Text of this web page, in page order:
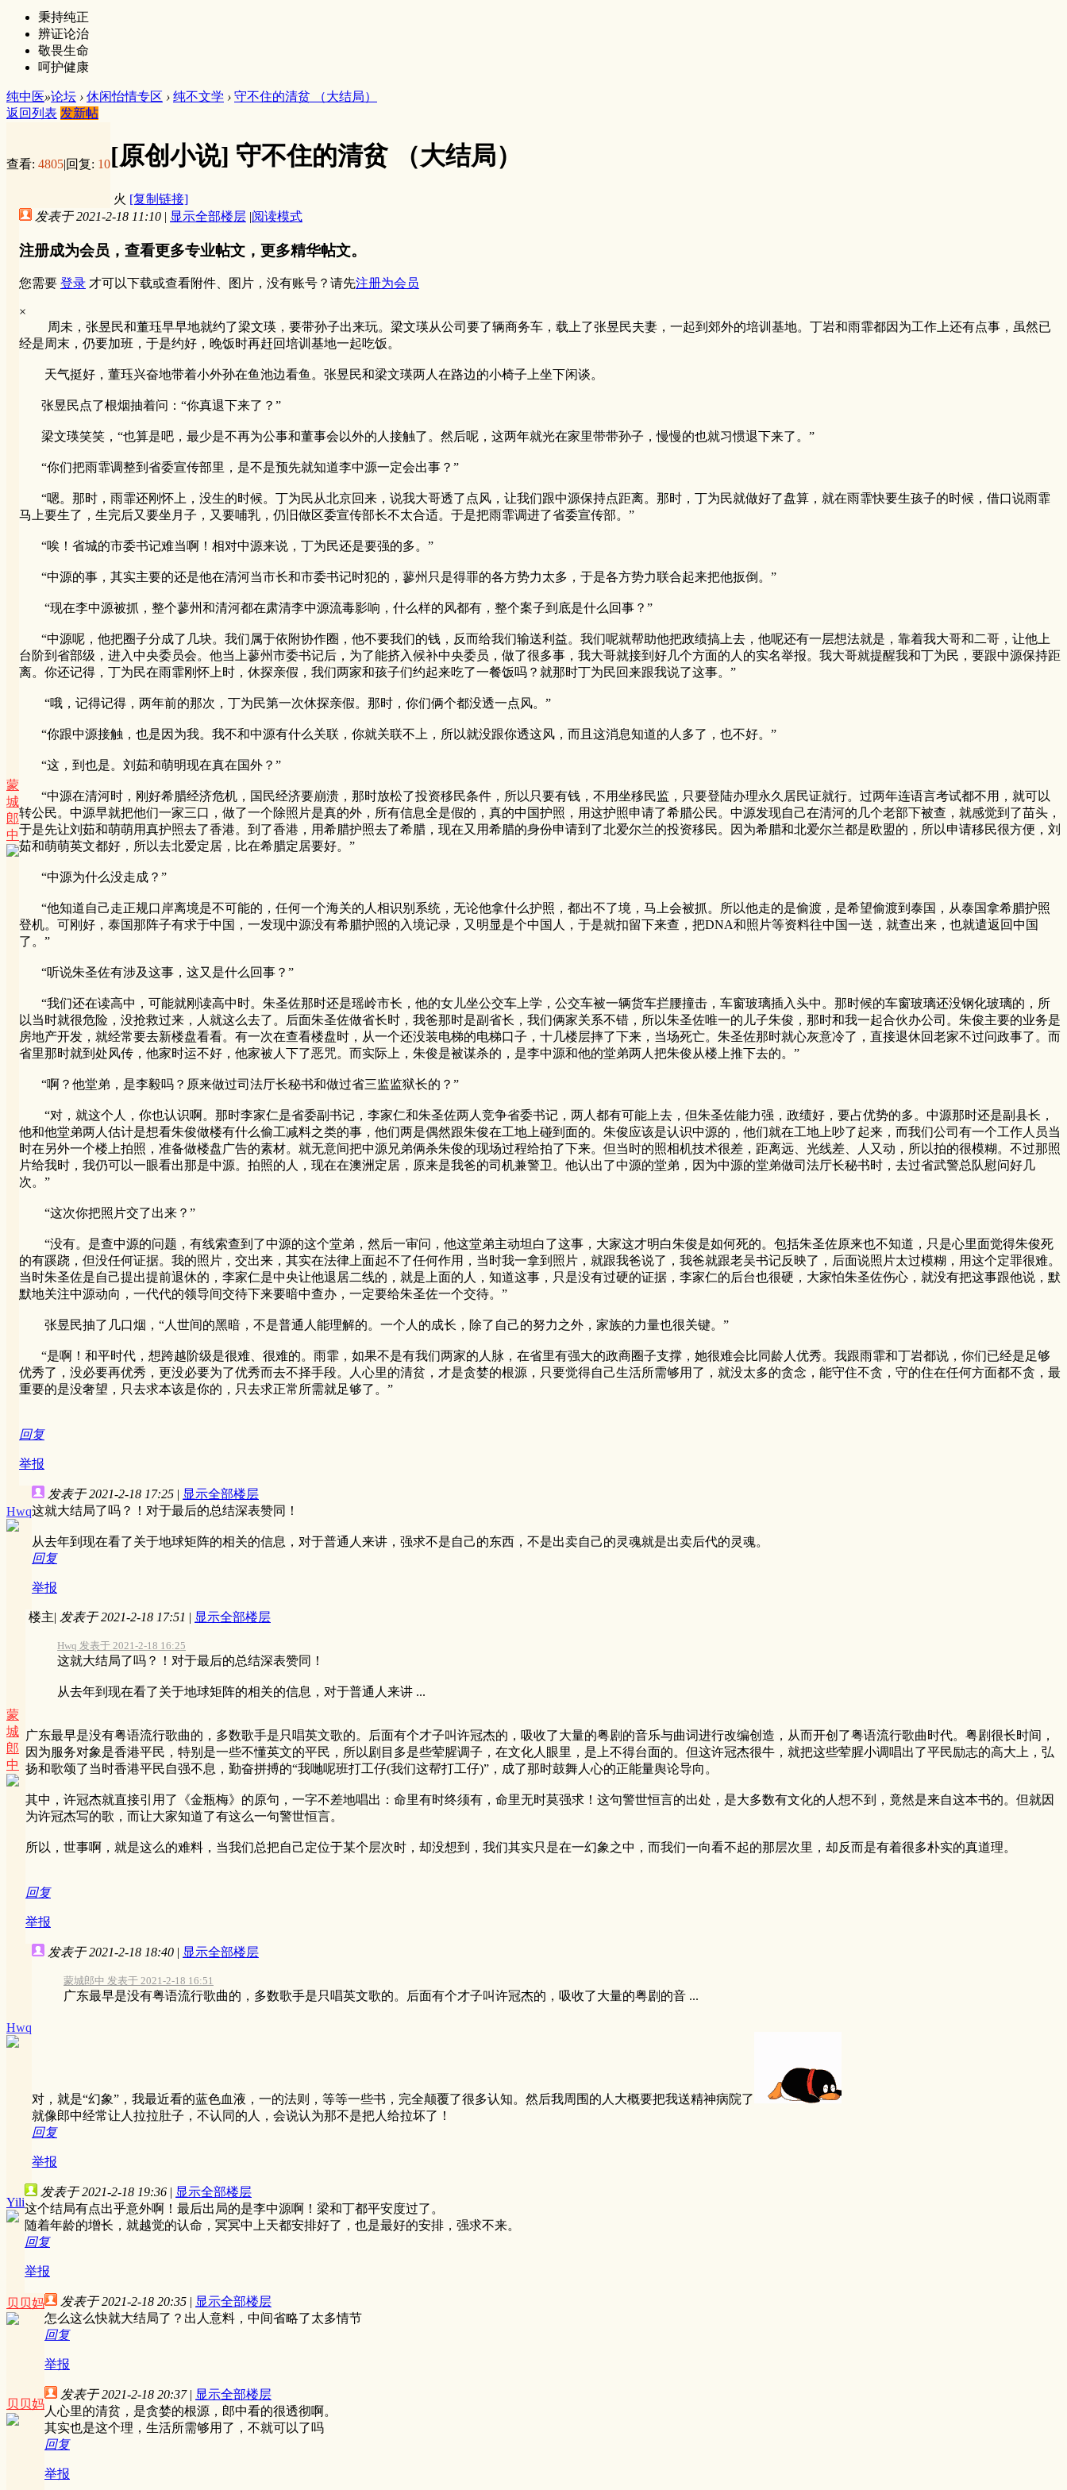
秉持纯正
辨证论治
敬畏生命
呵护健康
纯中医»论坛 › 休闲怡情专区 › 纯不文学 › 守不住的清贫 （大结局）
返回列表 发新帖
查看: 4805|回复: 10[原创小说] 守不住的清贫 （大结局）
火 [复制链接]
蒙
城
郎
中
发表于 2021-2-18 11:10 | 显示全部楼层 |阅读模式
注册成为会员，查看更多专业帖文，更多精华帖文。
您需要 登录 才可以下载或查看附件、图片，没有账号？请先注册为会员
×
周未，张昱民和董珏早早地就约了梁文瑛，要带孙子出来玩。梁文瑛从公司要了辆商务车，载上了张昱民夫妻，一起到郊外的培训基地。丁岩和雨霏都因为工作上还有点事，虽然已
经是周末，仍要加班，于是约好，晚饭时再赶回培训基地一起吃饭。
天气挺好，董珏兴奋地带着小外孙在鱼池边看鱼。张昱民和梁文瑛两人在路边的小椅子上坐下闲谈。
张昱民点了根烟抽着问：“你真退下来了？”
梁文瑛笑笑，“也算是吧，最少是不再为公事和董事会以外的人接触了。然后呢，这两年就光在家里带带孙子，慢慢的也就习惯退下来了。”
“你们把雨霏调整到省委宣传部里，是不是预先就知道李中源一定会出事？”
“嗯。那时，雨霏还刚怀上，没生的时候。丁为民从北京回来，说我大哥透了点风，让我们跟中源保持点距离。那时，丁为民就做好了盘算，就在雨霏快要生孩子的时候，借口说雨霏
马上要生了，生完后又要坐月子，又要哺乳，仍旧做区委宣传部长不太合适。于是把雨霏调进了省委宣传部。”
“唉！省城的市委书记难当啊！相对中源来说，丁为民还是要强的多。”
“中源的事，其实主要的还是他在清河当市长和市委书记时犯的，蓼州只是得罪的各方势力太多，于是各方势力联合起来把他扳倒。”
“现在李中源被抓，整个蓼州和清河都在肃清李中源流毒影响，什么样的风都有，整个案子到底是什么回事？”
“中源呢，他把圈子分成了几块。我们属于依附协作圈，他不要我们的钱，反而给我们输送利益。我们呢就帮助他把政绩搞上去，他呢还有一层想法就是，靠着我大哥和二哥，让他上
台阶到省部级，进入中央委员会。他当上蓼州市委书记后，为了能挤入候补中央委员，做了很多事，我大哥就接到好几个方面的人的实名举报。我大哥就提醒我和丁为民，要跟中源保持距
离。你还记得，丁为民在雨霏刚怀上时，休探亲假，我们两家和孩子们约起来吃了一餐饭吗？就那时丁为民回来跟我说了这事。”
“哦，记得记得，两年前的那次，丁为民第一次休探亲假。那时，你们俩个都没透一点风。”
“你跟中源接触，也是因为我。我不和中源有什么关联，你就关联不上，所以就没跟你透这风，而且这消息知道的人多了，也不好。”
“这，到也是。刘茹和萌明现在真在国外？”
“中源在清河时，刚好希腊经济危机，国民经济要崩溃，那时放松了投资移民条件，所以只要有钱，不用坐移民监，只要登陆办理永久居民证就行。过两年连语言考试都不用，就可以
转公民。中源早就把他们一家三口，做了一个除照片是真的外，所有信息全是假的，真的中国护照，用这护照申请了希腊公民。中源发现自己在清河的几个老部下被查，就感觉到了苗头，
于是先让刘茹和萌萌用真护照去了香港。到了香港，用希腊护照去了希腊，现在又用希腊的身份申请到了北爱尔兰的投资移民。因为希腊和北爱尔兰都是欧盟的，所以申请移民很方便，刘
茹和萌萌英文都好，所以去北爱定居，比在希腊定居要好。”
“中源为什么没走成？”
“他知道自己走正规口岸离境是不可能的，任何一个海关的人相识别系统，无论他拿什么护照，都出不了境，马上会被抓。所以他走的是偷渡，是希望偷渡到泰国，从泰国拿希腊护照
登机。可刚好，泰国那阵子有求于中国，一发现中源没有希腊护照的入境记录，又明显是个中国人，于是就扣留下来查，把DNA和照片等资料往中国一送，就查出来，也就遣返回中国
了。”
“听说朱圣佐有涉及这事，这又是什么回事？”
“我们还在读高中，可能就刚读高中时。朱圣佐那时还是瑶岭市长，他的女儿坐公交车上学，公交车被一辆货车拦腰撞击，车窗玻璃插入头中。那时候的车窗玻璃还没钢化玻璃的，所
以当时就很危险，没抢救过来，人就这么去了。后面朱圣佐做省长时，我爸那时是副省长，我们俩家关系不错，所以朱圣佐唯一的儿子朱俊，那时和我一起合伙办公司。朱俊主要的业务是
房地产开发，就经常要去新楼盘看看。有一次在查看楼盘时，从一个还没装电梯的电梯口子，十几楼层摔了下来，当场死亡。朱圣佐那时就心灰意冷了，直接退休回老家不过问政事了。而
省里那时就到处风传，他家时运不好，他家被人下了恶咒。而实际上，朱俊是被谋杀的，是李中源和他的堂弟两人把朱俊从楼上推下去的。”
“啊？他堂弟，是李毅吗？原来做过司法厅长秘书和做过省三监监狱长的？”
“对，就这个人，你也认识啊。那时李家仁是省委副书记，李家仁和朱圣佐两人竞争省委书记，两人都有可能上去，但朱圣佐能力强，政绩好，要占优势的多。中源那时还是副县长，
他和他堂弟两人估计是想看朱俊做楼有什么偷工减料之类的事，他们两是偶然跟朱俊在工地上碰到面的。朱俊应该是认识中源的，他们就在工地上吵了起来，而我们公司有一个工作人员当
时在另外一个楼上拍照，准备做楼盘广告的素材。就无意间把中源兄弟俩杀朱俊的现场过程给拍了下来。但当时的照相机技术很差，距离远、光线差、人又动，所以拍的很模糊。不过那照
片给我时，我仍可以一眼看出那是中源。拍照的人，现在在澳洲定居，原来是我爸的司机兼警卫。他认出了中源的堂弟，因为中源的堂弟做司法厅长秘书时，去过省武警总队慰问好几
次。”
“这次你把照片交了出来？”
“没有。是查中源的问题，有线索查到了中源的这个堂弟，然后一审问，他这堂弟主动坦白了这事，大家这才明白朱俊是如何死的。包括朱圣佐原来也不知道，只是心里面觉得朱俊死
的有蹊跷，但没任何证据。我的照片，交出来，其实在法律上面起不了任何作用，当时我一拿到照片，就跟我爸说了，我爸就跟老吴书记反映了，后面说照片太过模糊，用这个定罪很难。
当时朱圣佐是自己提出提前退休的，李家仁是中央让他退居二线的，就是上面的人，知道这事，只是没有过硬的证据，李家仁的后台也很硬，大家怕朱圣佐伤心，就没有把这事跟他说，默
默地关注中源动向，一代代的领导间交待下来要暗中查办，一定要给朱圣佐一个交待。”
张昱民抽了几口烟，“人世间的黑暗，不是普通人能理解的。一个人的成长，除了自己的努力之外，家族的力量也很关键。”
“是啊！和平时代，想跨越阶级是很难、很难的。雨霏，如果不是有我们两家的人脉，在省里有强大的政商圈子支撑，她很难会比同龄人优秀。我跟雨霏和丁岩都说，你们已经是足够
优秀了，没必要再优秀，更没必要为了优秀而去不择手段。人心里的清贫，才是贪婪的根源，只要觉得自己生活所需够用了，就没太多的贪念，能守住不贪，守的住在任何方面都不贪，最
重要的是没奢望，只去求本该是你的，只去求正常所需就足够了。”
回复
举报
Hwq
发表于 2021-2-18 17:25 | 显示全部楼层
这就大结局了吗？！对于最后的总结深表赞同！
从去年到现在看了关于地球矩阵的相关的信息，对于普通人来讲，强求不是自己的东西，不是出卖自己的灵魂就是出卖后代的灵魂。
回复
举报
蒙
城
郎
中
楼主| 发表于 2021-2-18 17:51 | 显示全部楼层
Hwq 发表于 2021-2-18 16:25
这就大结局了吗？！对于最后的总结深表赞同！
从去年到现在看了关于地球矩阵的相关的信息，对于普通人来讲 ...
广东最早是没有粤语流行歌曲的，多数歌手是只唱英文歌的。后面有个才子叫许冠杰的，吸收了大量的粤剧的音乐与曲词进行改编创造，从而开创了粤语流行歌曲时代。粤剧很长时间，
因为服务对象是香港平民，特别是一些不懂英文的平民，所以剧目多是些荤腥调子，在文化人眼里，是上不得台面的。但这许冠杰很牛，就把这些荤腥小调唱出了平民励志的高大上，弘
扬和歌颂了当时香港平民自强不息，勤奋拼搏的“我哋呢班打工仔(我们这帮打工仔)”，成了那时鼓舞人心的正能量舆论导向。
其中，许冠杰就直接引用了《金瓶梅》的原句，一字不差地唱出：命里有时终须有，命里无时莫强求！这句警世恒言的出处，是大多数有文化的人想不到，竟然是来自这本书的。但就因
为许冠杰写的歌，而让大家知道了有这么一句警世恒言。
所以，世事啊，就是这么的难料，当我们总把自己定位于某个层次时，却没想到，我们其实只是在一幻象之中，而我们一向看不起的那层次里，却反而是有着很多朴实的真道理。
回复
举报
Hwq
发表于 2021-2-18 18:40 | 显示全部楼层
蒙城郎中 发表于 2021-2-18 16:51
广东最早是没有粤语流行歌曲的，多数歌手是只唱英文歌的。后面有个才子叫许冠杰的，吸收了大量的粤剧的音 ...
对，就是“幻象”，我最近看的蓝色血液，一的法则，等等一些书，完全颠覆了很多认知。然后我周围的人大概要把我送精神病院了
就像郎中经常让人拉拉肚子，不认同的人，会说认为那不是把人给拉坏了！
回复
举报
Yili
发表于 2021-2-18 19:36 | 显示全部楼层
这个结局有点出乎意外啊！最后出局的是李中源啊！梁和丁都平安度过了。
随着年龄的增长，就越觉的认命，冥冥中上天都安排好了，也是最好的安排，强求不来。
回复
举报
贝贝妈 发表于 2021-2-18 20:35 | 显示全部楼层
怎么这么快就大结局了？出人意料，中间省略了太多情节
回复
举报
贝贝妈
发表于 2021-2-18 20:37 | 显示全部楼层
人心里的清贫，是贪婪的根源，郎中看的很透彻啊。
其实也是这个理，生活所需够用了，不就可以了吗
回复
举报